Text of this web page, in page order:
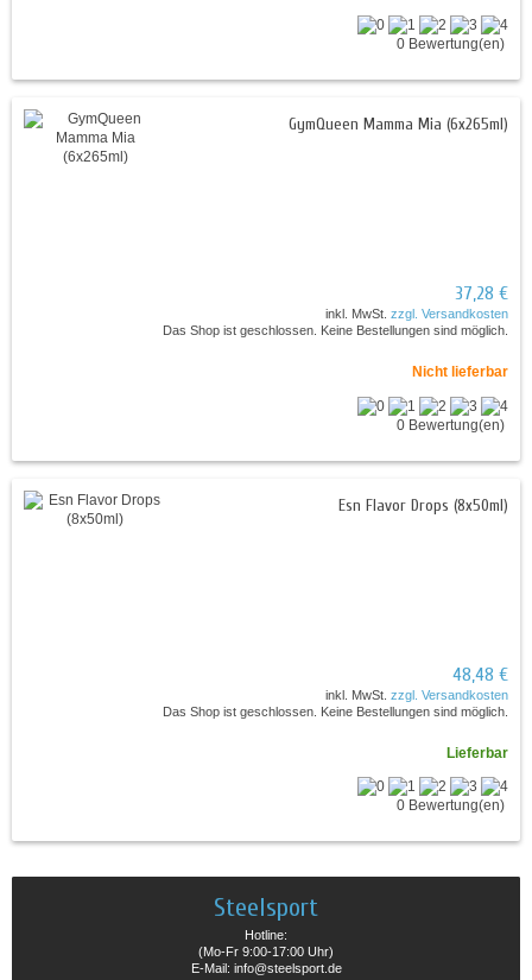
0 Bewertung(en)
GymQueen Mamma Mia (6x265ml)
37,28 €
inkl. MwSt. zzgl. Versandkosten
Das Shop ist geschlossen. Keine Bestellungen sind möglich.
Nicht lieferbar
0 Bewertung(en)
Esn Flavor Drops (8x50ml)
48,48 €
inkl. MwSt. zzgl. Versandkosten
Das Shop ist geschlossen. Keine Bestellungen sind möglich.
Lieferbar
0 Bewertung(en)
Steelsport
Hotline:
(Mo-Fr 9:00-17:00 Uhr)
E-Mail: info@steelsport.de